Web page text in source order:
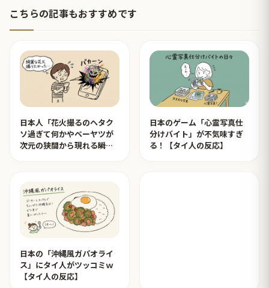
こちらの記事もおすすめです
日本人「花火撮るのヘタク
ソ過ぎて何かやベーヤツが
次元の狭間から現れる瞬間
日本のゲーム「心霊写真仕
分けバイト」が不気味すぎ
る！【タイ人の反応】
日本の「沖縄風ガパオライ
ス」にタイ人がツッコミｗ
【タイ人の反応】